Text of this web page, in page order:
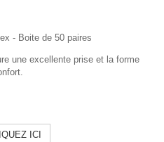
- Boite de 50 paires
une excellente prise et la forme
ICI